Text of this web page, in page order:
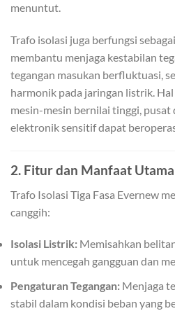
menuntut.
Trafo isolasi juga berfungsi
membantu menjaga kestabilan
tegangan masukan berfluktuasi,
harmonik pada jaringan listrik.
mesin-mesin bernilai tinggi, pusat
elektronik sensitif dapat
2. Fitur dan Manfaat Utama
Trafo Isolasi Tiga Fasa Evernew
canggih:
Isolasi Listrik: Memisahkan
untuk mencegah gangguan dan
Pengaturan Tegangan: Menjaga
stabil dalam kondisi beban yang